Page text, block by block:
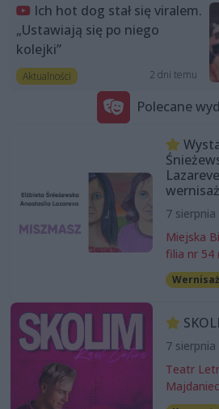
Ich hot dog stał się viralem.
„Ustawiają się po niego
kolejki”
Aktualności 2 dni temu
Polecane
wernisaż
7
Miejska
filia nr 54
7
Teatr
Majdaniec